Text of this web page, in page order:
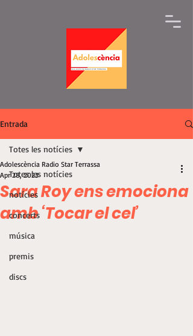
Entrada
Totes les notícies
notícies
concerts
música
premis
discs
Totes les notícies
Sara Roy ens emociona
amb ‘Tocar el cel’
Adolescència Radio Star Terrassa
Apr 28, 2023